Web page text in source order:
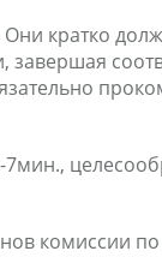
кратко
комиссии